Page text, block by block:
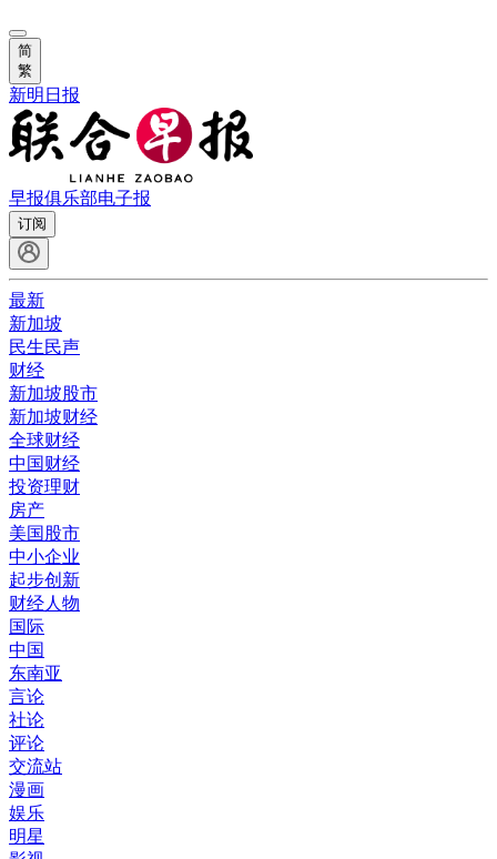
简
繁
新明日报
早报俱乐部电子报
订阅
最新
新加坡
民生民声
财经
新加坡股市
新加坡财经
全球财经
中国财经
投资理财
房产
美国股市
中小企业
起步创新
财经人物
国际
中国
东南亚
言论
社论
评论
交流站
漫画
娱乐
明星